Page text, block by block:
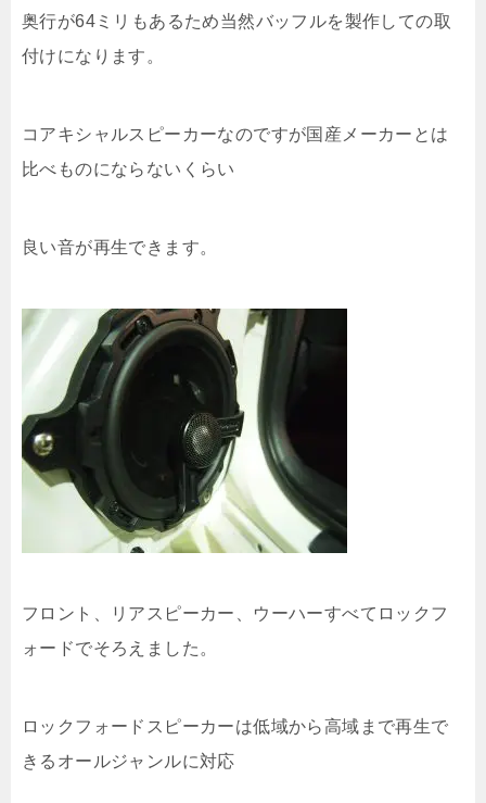
奥行が64ミリもあるため当然バッフルを製作しての取
付けになります。
コアキシャルスピーカーなのですが国産メーカーとは
比べものにならないくらい
良い音が再生できます。
フロント、リアスピーカー、ウーハーすべてロックフ
ォードでそろえました。
ロックフォードスピーカーは低域から高域まで再生で
きるオールジャンルに対応